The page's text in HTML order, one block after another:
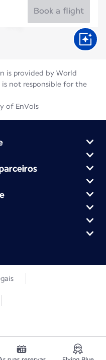
Book a flight
is provided by World
not responsible for the
of EnVols